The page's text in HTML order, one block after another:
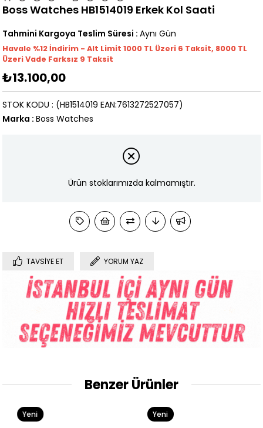
Boss Watches HB1514019 Erkek Kol Saati
Tahmini Kargoya Teslim Süresi : Aynı Gün
Havale %12 İndirim - Alt Limit 1000 TL Üzeri 6 Taksit, 8000 TL
Üzeri Vade Farksız 9 Taksit
₺13.100,00
(HB1514019 EAN:7613272527057)
STOK KODU
Marka : Boss Watches
Ürün stoklarımızda kalmamıştır.
TAVSIYE ET YORUM YAZ
Benzer Ürünler
Yeni
Yeni